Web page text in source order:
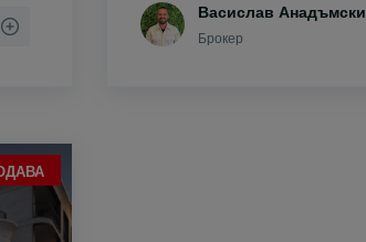
Васислав Анадъмски
Брокер